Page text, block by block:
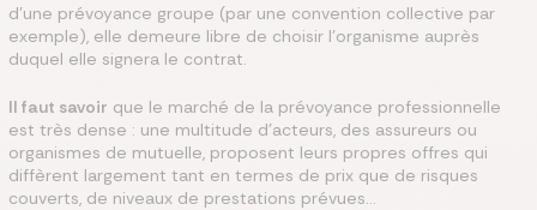
d’une prévoyance groupe (par une convention collective par
exemple), elle demeure libre de choisir l’organisme auprès
duquel elle signera le contrat.
Il faut savoir que le marché de la prévoyance professionnelle
est très dense : une multitude d’acteurs, des assureurs ou
organismes de mutuelle, proposent leurs propres offres qui
diffèrent largement tant en termes de prix que de risques
couverts, de niveaux de prestations prévues…